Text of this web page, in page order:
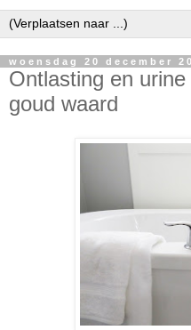
woensdag 20 december
Ontlasting en
goud waard